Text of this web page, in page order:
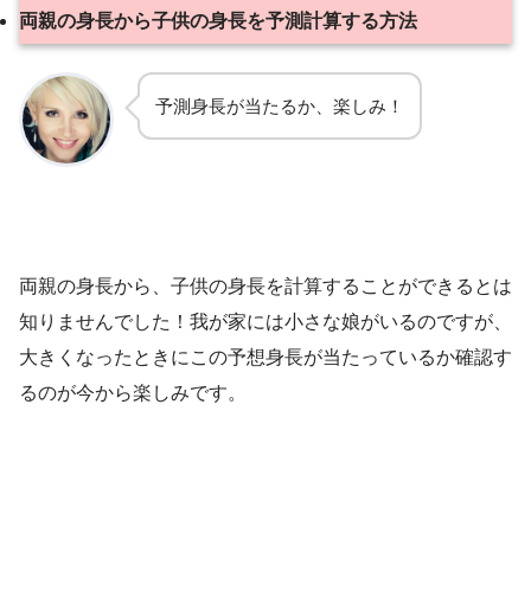
両親の身長から子供の身長を予測計算する方法
予測身長が当たるか、楽しみ！
両親の身長から、子供の身長を計算することができるとは
知りませんでした！我が家には小さな娘がいるのですが、
大きくなったときにこの予想身長が当たっているか確認す
るのが今から楽しみです。